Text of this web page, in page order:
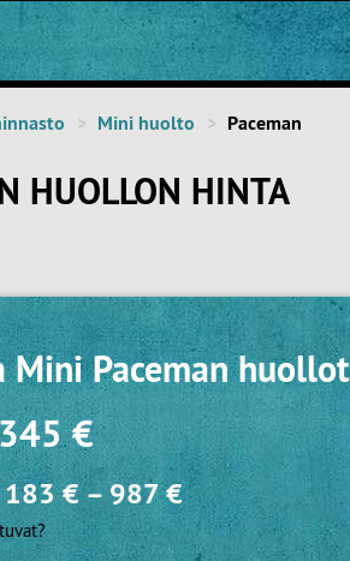
Mini huolto Paceman
HUOLLON HINTA
Mini Paceman huollot
€
183 €–987 €